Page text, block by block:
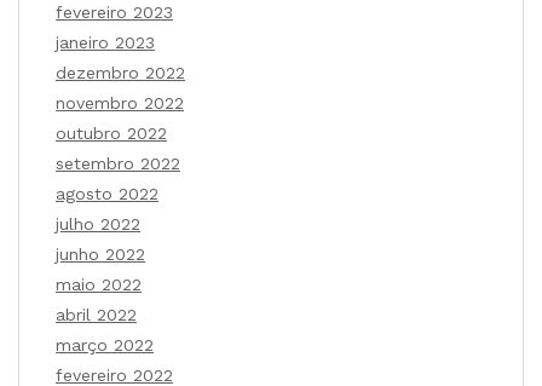
fevereiro 2023
janeiro 2023
dezembro 2022
novembro 2022
outubro 2022
setembro 2022
agosto 2022
julho 2022
junho 2022
maio 2022
abril 2022
março 2022
fevereiro 2022